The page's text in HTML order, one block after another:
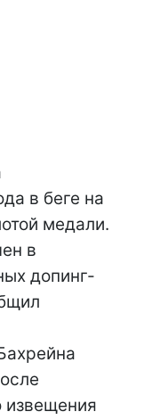
в беге на
медали.
в
допинг-
извещения